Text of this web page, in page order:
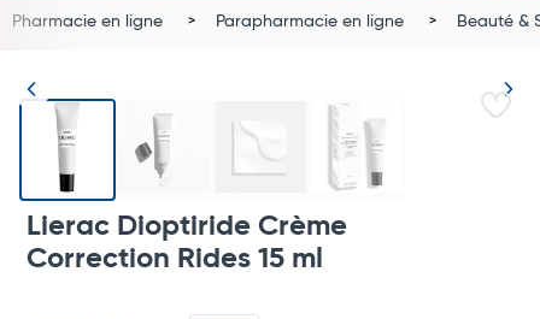
Pharmacie en ligne Parapharmacie en ligne Beauté &
Lierac Dioptiride Crème
Correction Rides 15 ml